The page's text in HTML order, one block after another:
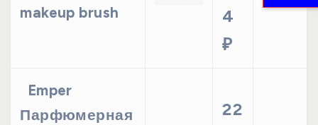
makeup brush
4
₽
Emper
Парфюмерная
22